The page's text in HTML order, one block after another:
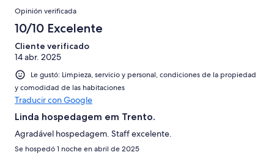
Opinión verificada
10/10 Excelente
Cliente verificado
14 abr. 2025
Le gustó: Limpieza, servicio y personal, condiciones de la propiedad
y comodidad de las habitaciones
Traducir con Google
Linda hospedagem em Trento.
Agradável hospedagem. Staff excelente.
Se hospedó 1 noche en abril de 2025